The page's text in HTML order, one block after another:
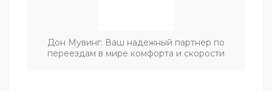
Дон Мувинг: Ваш надежный партнер по
переездам в мире комфорта и скорости